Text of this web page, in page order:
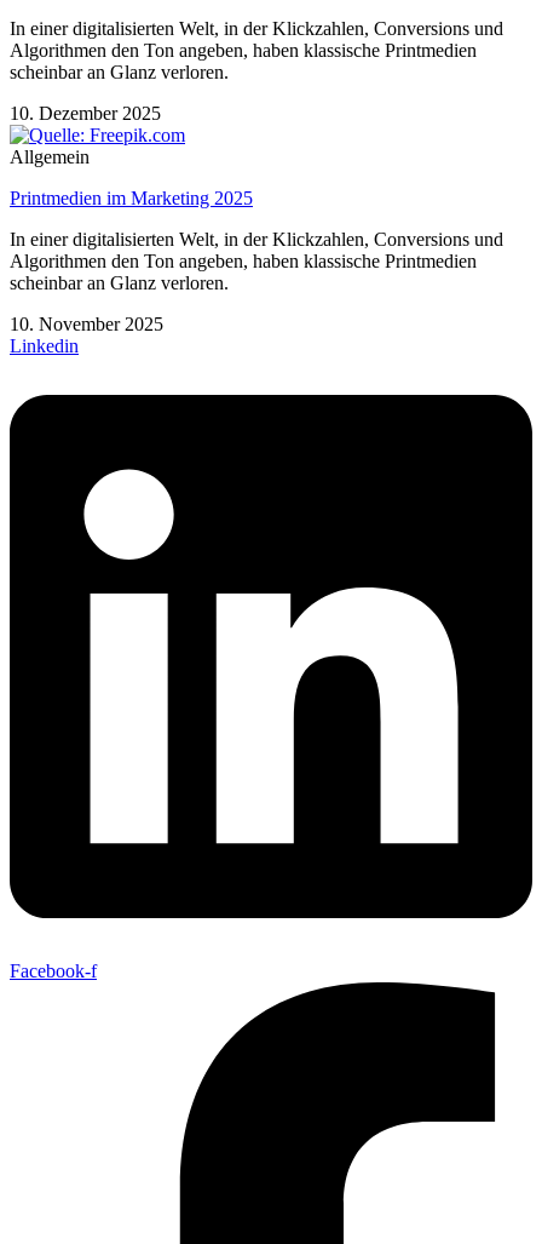
In einer digitalisierten Welt, in der Klickzahlen, Conversions und
Algorithmen den Ton angeben, haben klassische Printmedien
scheinbar an Glanz verloren.
10. Dezember 2025
Allgemein
Printmedien im Marketing 2025
In einer digitalisierten Welt, in der Klickzahlen, Conversions und
Algorithmen den Ton angeben, haben klassische Printmedien
scheinbar an Glanz verloren.
10. November 2025
Linkedin
Facebook-f